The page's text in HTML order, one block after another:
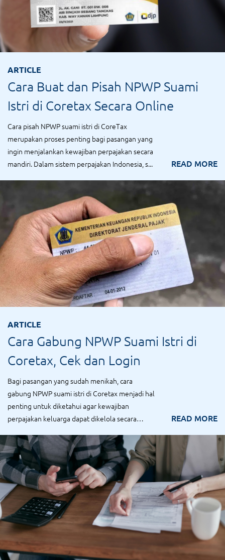
ARTICLE
Cara Buat dan Pisah NPWP Suami
Istri di Coretax Secara Online
Cara pisah NPWP suami istri di CoreTax
merupakan proses penting bagi pasangan yang
ingin menjalankan kewajiban perpajakan secara
mandiri. Dalam sistem perpajakan Indonesia, s...
READ MORE
ARTICLE
Cara Gabung NPWP Suami Istri di
Coretax, Cek dan Login
Bagi pasangan yang sudah menikah, cara
gabung NPWP suami istri di Coretax menjadi hal
penting untuk diketahui agar kewajiban
perpajakan keluarga dapat dikelola secara
READ MORE